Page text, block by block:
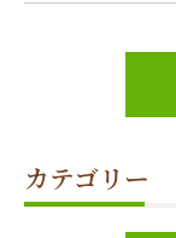
カテゴリー